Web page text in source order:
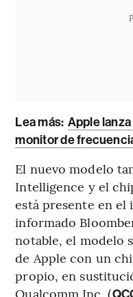
Lea más: Apple
monitor de
El nuevo modelo
Intelligence y el
está presente en el
informado
notable, el modelo
de Apple con un
propio, en
Qualcomm Inc. (